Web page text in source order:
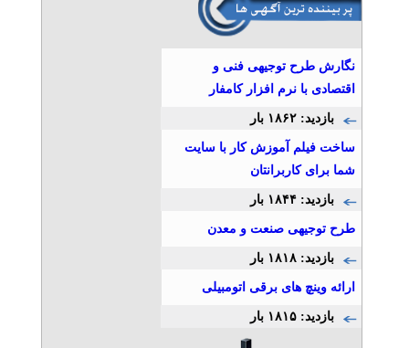
نگارش طرح توجیهی فنی و
اقتصادی با نرم افزار کامفار
بازدید: ۱۸۶۲ بار
ساخت فیلم آموزش کار با سایت
شما برای کاربرانتان
بازدید: ۱۸۴۴ بار
طرح توجیهی صنعت و معدن
بازدید: ۱۸۱۸ بار
ارائه وینچ های برقی اتومبیلی
بازدید: ۱۸۱۵ بار